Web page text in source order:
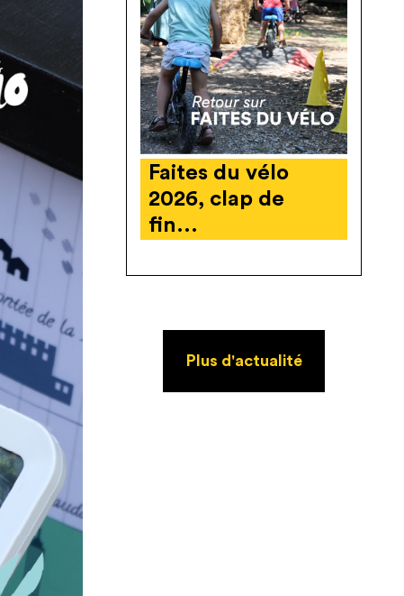
Faites du vélo
2026, clap de
fin...
Plus d'actualité